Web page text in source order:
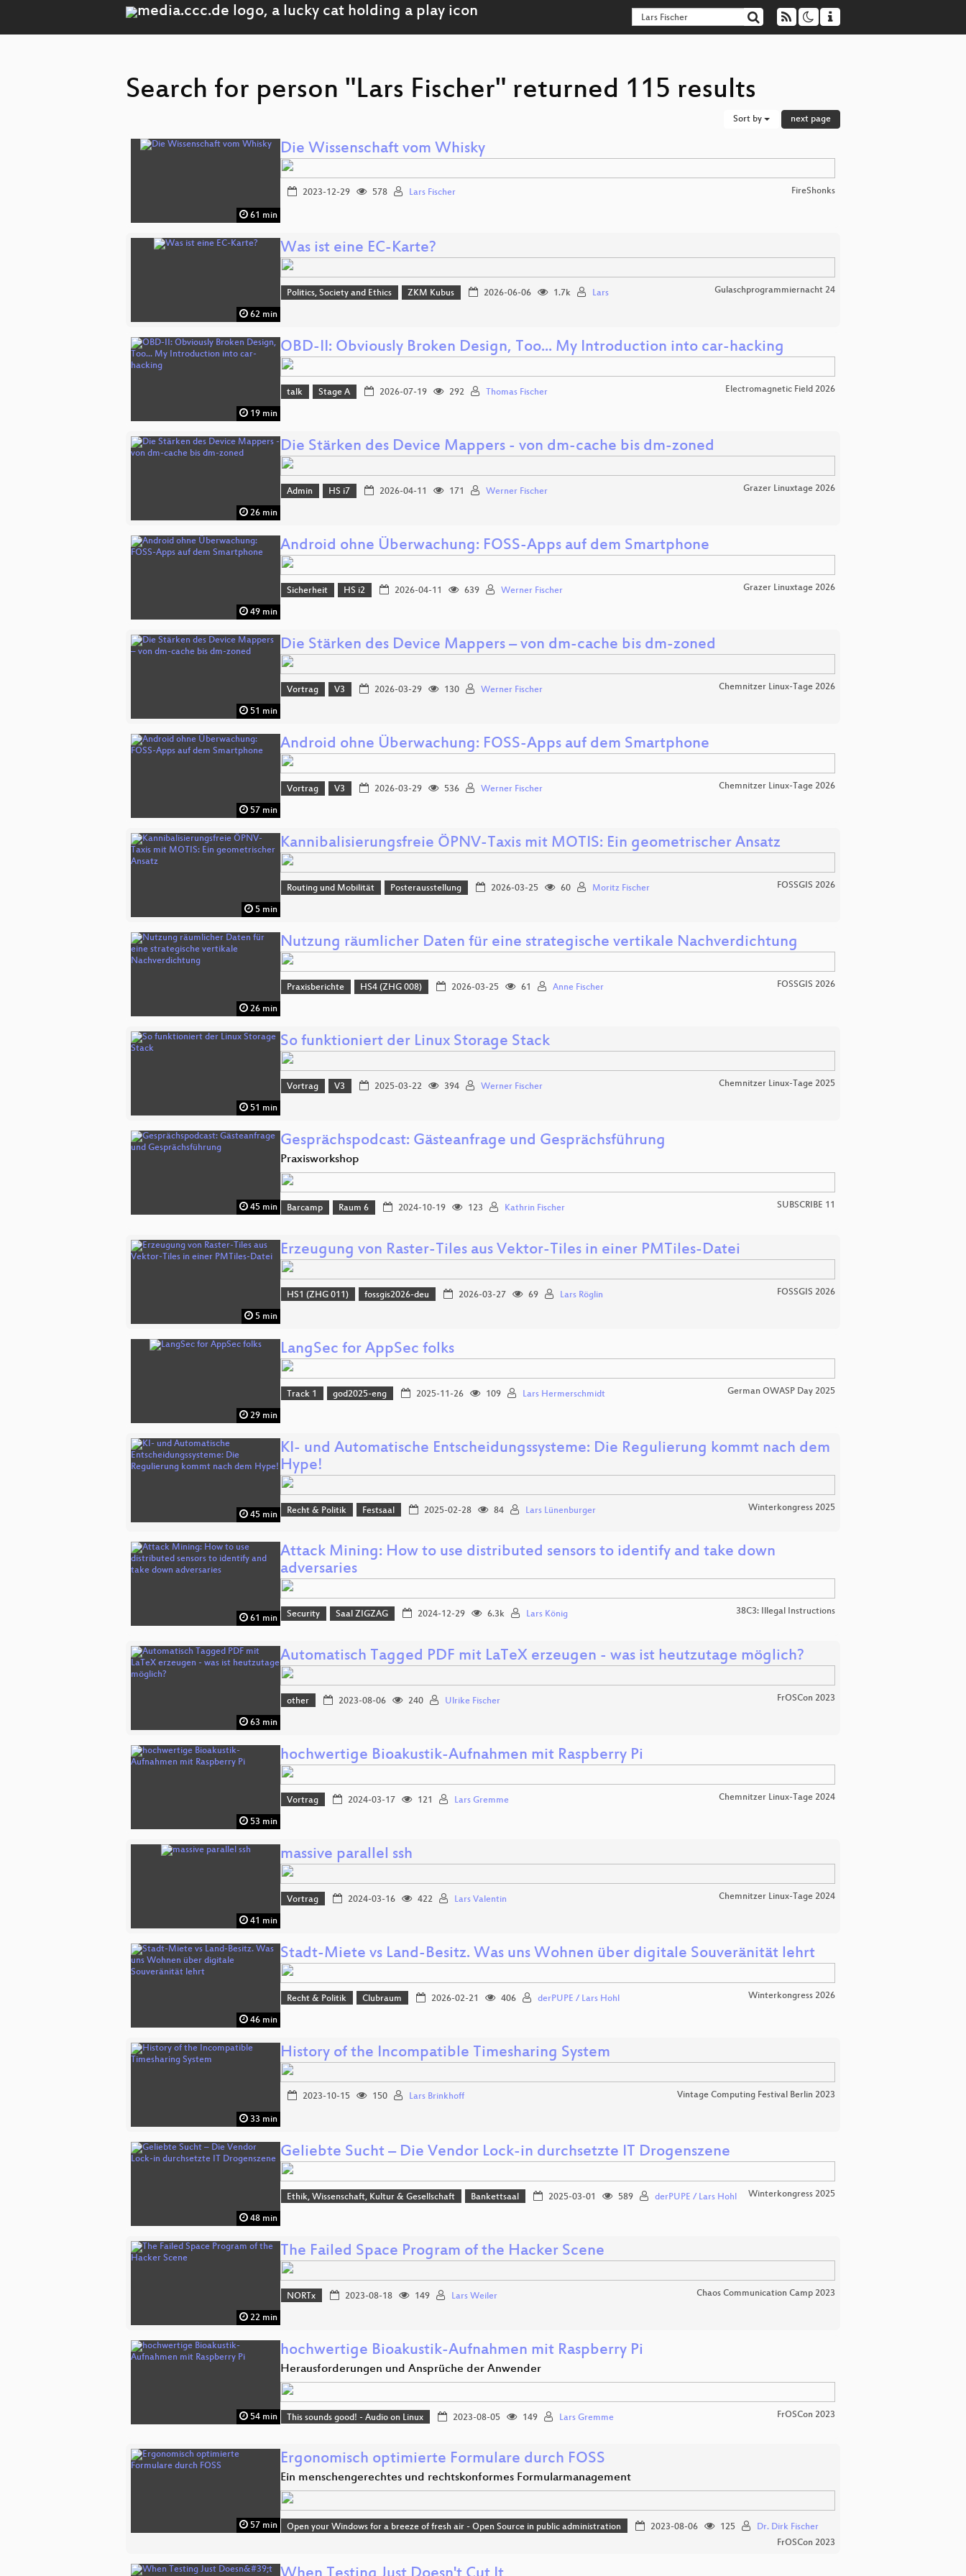
Search for person "Lars Fischer" returned 115 results
Sort by next page
61 min
Die Wissenschaft vom Whisky
2023-12-29 578 Lars Fischer FireShonks
62 min
Was ist eine EC-Karte?
Politics, Society and Ethics ZKM Kubus 2026-06-06 1.7k Lars Gulaschprogrammiernacht 24
19 min
OBD-II: Obviously Broken Design, Too... My Introduction into car-hacking
talk Stage A 2026-07-19 292 Thomas Fischer Electromagnetic Field 2026
26 min
Die Stärken des Device Mappers - von dm-cache bis dm-zoned
Admin HS i7 2026-04-11 171 Werner Fischer Grazer Linuxtage 2026
49 min
Android ohne Überwachung: FOSS-Apps auf dem Smartphone
Sicherheit HS i2 2026-04-11 639 Werner Fischer Grazer Linuxtage 2026
51 min
Die Stärken des Device Mappers – von dm-cache bis dm-zoned
Vortrag V3 2026-03-29 130 Werner Fischer Chemnitzer Linux-Tage 2026
57 min
Android ohne Überwachung: FOSS-Apps auf dem Smartphone
Vortrag V3 2026-03-29 536 Werner Fischer Chemnitzer Linux-Tage 2026
5 min
Kannibalisierungsfreie ÖPNV-Taxis mit MOTIS: Ein geometrischer Ansatz
Routing und Mobilität Posterausstellung 2026-03-25 60 Moritz Fischer FOSSGIS 2026
26 min
Nutzung räumlicher Daten für eine strategische vertikale Nachverdichtung
Praxisberichte HS4 (ZHG 008) 2026-03-25 61 Anne Fischer FOSSGIS 2026
51 min
So funktioniert der Linux Storage Stack
Vortrag V3 2025-03-22 394 Werner Fischer Chemnitzer Linux-Tage 2025
45 min
Gesprächspodcast: Gästeanfrage und Gesprächsführung
Praxisworkshop
Barcamp Raum 6 2024-10-19 123 Kathrin Fischer SUBSCRIBE 11
5 min
Erzeugung von Raster-Tiles aus Vektor-Tiles in einer PMTiles-Datei
HS1 (ZHG 011) fossgis2026-deu 2026-03-27 69 Lars Röglin FOSSGIS 2026
29 min
LangSec for AppSec folks
Track 1 god2025-eng 2025-11-26 109 Lars Hermerschmidt German OWASP Day 2025
45 min
KI- und Automatische Entscheidungssysteme: Die Regulierung kommt nach dem
Hype!
Recht & Politik Festsaal 2025-02-28 84 Lars Lünenburger Winterkongress 2025
61 min
Attack Mining: How to use distributed sensors to identify and take down
adversaries
Security Saal ZIGZAG 2024-12-29 6.3k Lars König 38C3: Illegal Instructions
63 min
Automatisch Tagged PDF mit LaTeX erzeugen - was ist heutzutage möglich?
other 2023-08-06 240 Ulrike Fischer FrOSCon 2023
53 min
hochwertige Bioakustik-Aufnahmen mit Raspberry Pi
Vortrag 2024-03-17 121 Lars Gremme Chemnitzer Linux-Tage 2024
41 min
massive parallel ssh
Vortrag 2024-03-16 422 Lars Valentin Chemnitzer Linux-Tage 2024
46 min
Stadt-Miete vs Land-Besitz. Was uns Wohnen über digitale Souveränität lehrt
Recht & Politik Clubraum 2026-02-21 406 derPUPE / Lars Hohl Winterkongress 2026
33 min
History of the Incompatible Timesharing System
2023-10-15 150 Lars Brinkhoff Vintage Computing Festival Berlin 2023
48 min
Geliebte Sucht – Die Vendor Lock-in durchsetzte IT Drogenszene
Ethik, Wissenschaft, Kultur & Gesellschaft Bankettsaal 2025-03-01 589 derPUPE / Lars Hohl Winterkongress 2025
22 min
The Failed Space Program of the Hacker Scene
NORTx 2023-08-18 149 Lars Weiler Chaos Communication Camp 2023
54 min
hochwertige Bioakustik-Aufnahmen mit Raspberry Pi
Herausforderungen und Ansprüche der Anwender
This sounds good! - Audio on Linux 2023-08-05 149 Lars Gremme FrOSCon 2023
57 min
Ergonomisch optimierte Formulare durch FOSS
Ein menschengerechtes und rechtskonformes Formularmanagement
Open your Windows for a breeze of fresh air - Open Source in public administration 2023-08-06 125
Dr. Dirk Fischer
FrOSCon 2023